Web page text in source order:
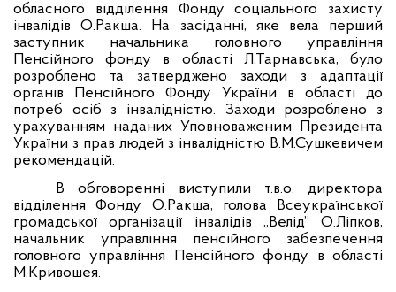
обласного відділення Фонду соціального захисту
інвалідів О.Ракша. На засіданні, яке вела перший
заступник начальника головного управління
Пенсійного фонду в області Л.Тарнавська, було
розроблено та затверджено заходи з адаптації
органів Пенсійного Фонду України в області до
потреб осіб з інвалідністю. Заходи розроблено з
урахуванням наданих Уповноваженим Президента
України з прав людей з інвалідністю В.М.Сушкевичем
рекомендацій.
В обговоренні виступили т.в.о. директора
відділення Фонду О.Ракша, голова Всеукраїнської
громадської організації інвалідів „Велід” О.Ліпков,
начальник управління пенсійного забезпечення
головного управління Пенсійного фонду в області
М.Кривошея.